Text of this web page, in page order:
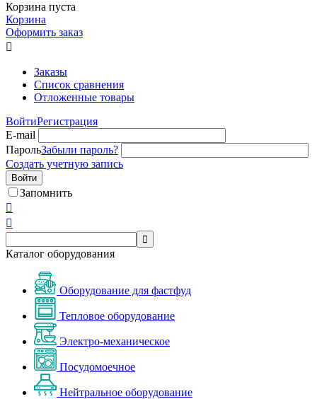
Корзина пуста
Корзина
Оформить заказ

Заказы
Список сравнения
Отложенные товары
ВойтиРегистрация
E-mail
ПарольЗабыли пароль?
Создать учетную запись
Войти
Запомнить



Каталог оборудования
Оборудование для фастфуд
Тепловое оборудование
Электро-механическое
Посудомоечное
Нейтральное оборудование